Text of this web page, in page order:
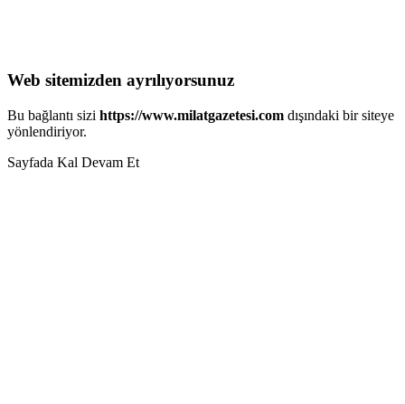
Web sitemizden ayrılıyorsunuz
Bu bağlantı sizi https://www.milatgazetesi.com dışındaki bir siteye
yönlendiriyor.
Sayfada Kal Devam Et